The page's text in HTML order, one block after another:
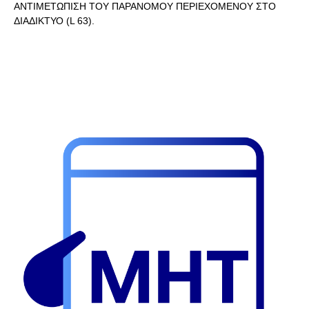
ΑΝΤΙΜΕΤΩΠΙΣΗ ΤΟΥ ΠΑΡΑΝΟΜΟΥ ΠΕΡΙΕΧΟΜΕΝΟΥ ΣΤΟ
ΔΙΑΔΙΚΤΥΟ (L 63).